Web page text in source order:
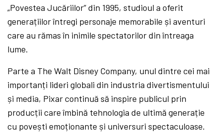
„Povestea Jucăriilor” din 1995, studioul a oferit
generațiilor întregi personaje memorabile și aventuri
care au rămas în inimile spectatorilor din întreaga
lume.
Parte a The Walt Disney Company, unul dintre cei mai
importanți lideri globali din industria divertismentului
și media, Pixar continuă să inspire publicul prin
producții care îmbină tehnologia de ultimă generație
cu povești emoționante și universuri spectaculoase.